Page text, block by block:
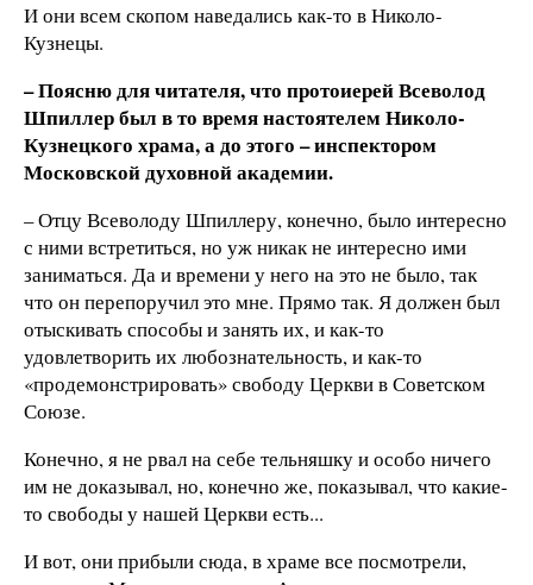
И они всем скопом наведались как-то в Николо-
Кузнецы.
– Поясню для читателя, что протоиерей Всеволод
Шпиллер был в то время настоятелем Николо-
Кузнецкого храма, а до этого – инспектором
Московской духовной академии.
– Отцу Всеволоду Шпиллеру, конечно, было интересно
с ними встретиться, но уж никак не интересно ими
заниматься. Да и времени у него на это не было, так
что он перепоручил это мне. Прямо так. Я должен был
отыскивать способы и занять их, и как-то
удовлетворить их любознательность, и как-то
«продемонстрировать» свободу Церкви в Советском
Союзе.
Конечно, я не рвал на себе тельняшку и особо ничего
им не доказывал, но, конечно же, показывал, что какие-
то свободы у нашей Церкви есть...
И вот, они прибыли сюда, в храме все посмотрели,